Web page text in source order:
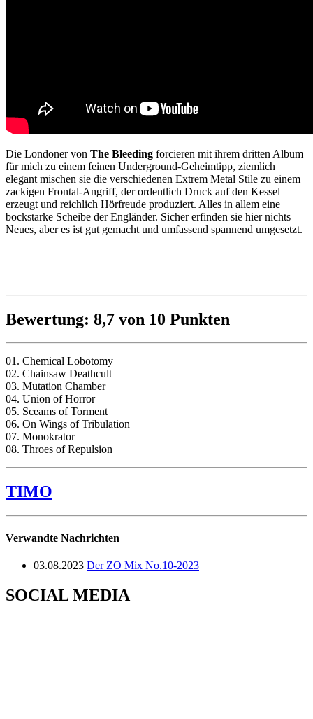
Die Londoner von The Bleeding forcieren mit ihrem dritten Album
für mich zu einem feinen Underground-Geheimtipp, ziemlich
elegant mischen sie die verschiedenen Extrem Metal Stile zu einem
zackigen Frontal-Angriff, der ordentlich Druck auf den Kessel
erzeugt und reichlich Hörfreude produziert. Alles in allem eine
bockstarke Scheibe der Engländer. Sicher erfinden sie hier nichts
Neues, aber es ist gut gemacht und umfassend spannend umgesetzt.
Bewertung: 8,7 von 10 Punkten
01. Chemical Lobotomy
02. Chainsaw Deathcult
03. Mutation Chamber
04. Union of Horror
05. Sceams of Torment
06. On Wings of Tribulation
07. Monokrator
08. Throes of Repulsion
TIMO
Verwandte Nachrichten
03.08.2023 Der ZO Mix No.10-2023
SOCIAL MEDIA